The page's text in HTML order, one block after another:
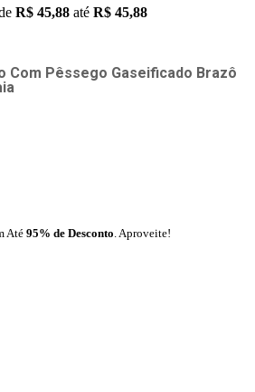
R$ 45,88 até R$ 45,88
Com Pêssego Gaseificado Brazô
Até 95% de Desconto. Aproveite!